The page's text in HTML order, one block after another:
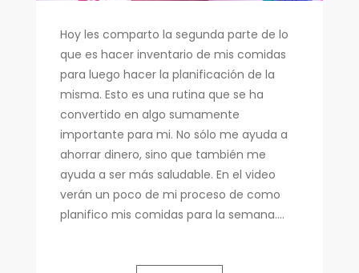
Hoy les comparto la segunda parte de lo
que es hacer inventario de mis comidas
para luego hacer la planificación de la
misma. Esto es una rutina que se ha
convertido en algo sumamente
importante para mi. No sólo me ayuda a
ahorrar dinero, sino que también me
ayuda a ser más saludable. En el video
verán un poco de mi proceso de como
planifico mis comidas para la semana....